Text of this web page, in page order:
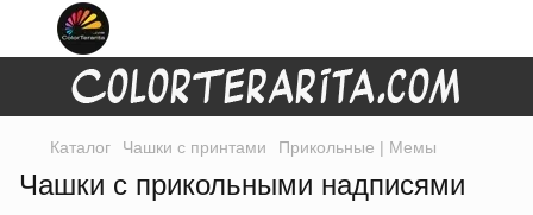
Каталог Чашки с принтами Прикольные | Мемы
Чашки с прикольными надписями